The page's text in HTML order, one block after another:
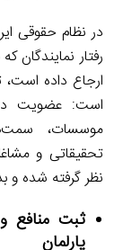
رفتار
ارجاع داده
است: عضویت در
موسسات،
تحقیقاتی و
نظر گرفته شده و
ثبت منافع
پارلمان